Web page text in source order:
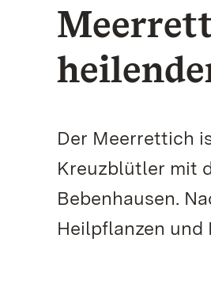
Der Meerrettich
Kreuzblütler mit
Bebenhausen.
Heilpflanzen und